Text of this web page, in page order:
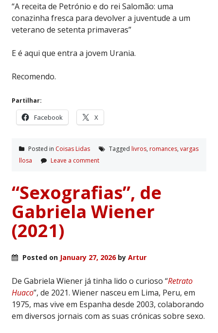
“A receita de Petrónio e do rei Salomão: uma
conazinha fresca para devolver a juventude a um
veterano de setenta primaveras”
E é aqui que entra a jovem Urania.
Recomendo.
Partilhar:
Facebook X
Posted in Coisas Lidas Tagged livros, romances, vargas
llosa
Leave a comment
“Sexografias”, de
Gabriela Wiener
(2021)
Posted on January 27, 2026by Artur
De Gabriela Wiener já tinha lido o curioso “Retrato
Huaco”, de 2021. Wiener nasceu em Lima, Peru, em
1975, mas vive em Espanha desde 2003, colaborando
em diversos jornais com as suas crónicas sobre sexo.